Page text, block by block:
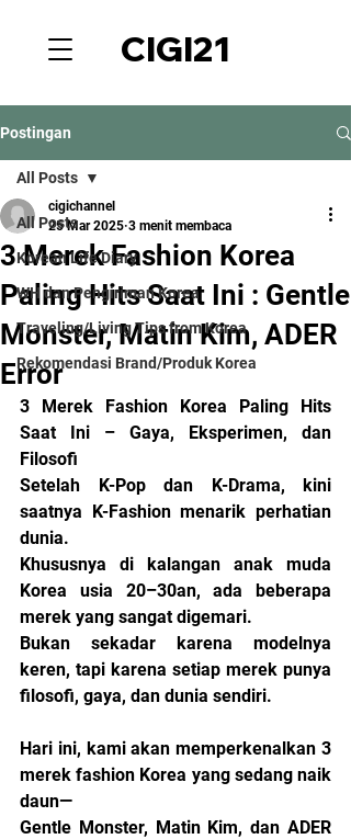
CIGI21
Postingan
All Posts
Korean Life Diary
WH dan Pengiriman Korea
Traveling/Living Tips from Korea
Rekomendasi Brand/Produk Korea
All Posts
3 Merek Fashion Korea
Paling Hits Saat Ini : Gentle
Monster, Matin Kim, ADER
Error
cigichannel
25 Mar 2025 3 menit membaca
3 Merek Fashion Korea Paling Hits
Saat Ini – Gaya, Eksperimen, dan
Filosofi
Setelah K-Pop dan K-Drama, kini
saatnya K-Fashion menarik perhatian
dunia.
Khususnya di kalangan anak muda
Korea usia 20–30an, ada beberapa
merek yang sangat digemari.
Bukan sekadar karena modelnya
keren, tapi karena setiap merek punya
filosofi, gaya, dan dunia sendiri.
Hari ini, kami akan memperkenalkan 3
merek fashion Korea yang sedang naik
daun—
Gentle Monster, Matin Kim, dan ADER